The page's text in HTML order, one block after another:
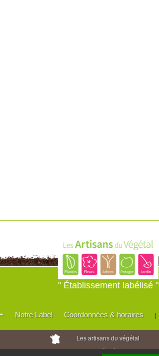
" Établissement labélisé "
Notre Label Coordonnées & horaires |
Les artisans du végétal
Horticulteurs et pépinièristes de France